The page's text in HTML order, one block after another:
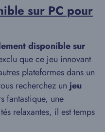
sur PC pour
disponible sur
que ce jeu innovant
plateformes dans un
recherchez un jeu
fantastique, une
relaxantes, il est temps